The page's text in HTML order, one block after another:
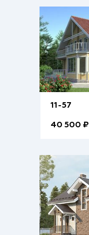
11-57
40 500 ₽